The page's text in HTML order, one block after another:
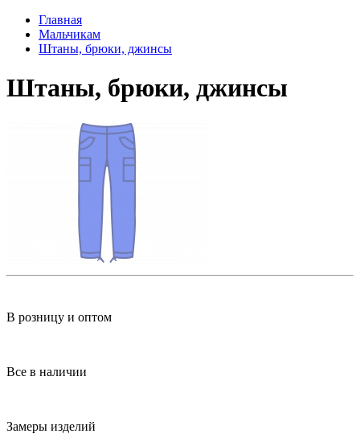
Главная
Мальчикам
Штаны, брюки, джинсы
Штаны, брюки, джинсы
В розницу и оптом
Все в наличии
Замеры изделий